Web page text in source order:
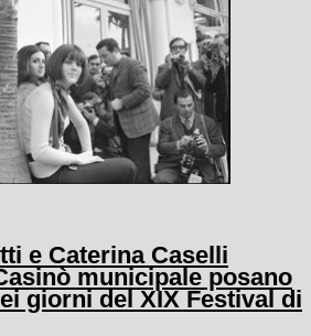
e Caterina Caselli
municipale posano
giorni del XIX Festival di